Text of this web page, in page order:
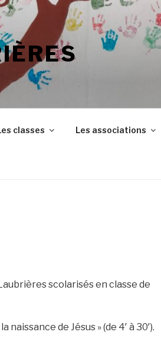
classes Les associations
scolarisés en classe de
de Jésus » (de 4′ à 30′).